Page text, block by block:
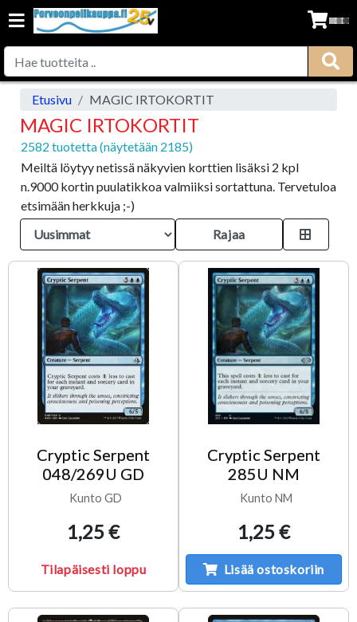
Etusivu MAGIC IRTOKORTIT
MAGIC IRTOKORTIT
2582 tuotetta (näytetään 2185)
Meiltä löytyy netissä näkyvien korttien lisäksi 2 kpl
n.9000 kortin puulatikkoa valmiiksi sortattuna. Tervetuloa
etsimään herkkuja ;-)
Rajaa
Cryptic Serpent
048/269U GD
Kunto GD
1,25 €
Tilapäisesti loppu
Cryptic Serpent
285U NM
Kunto NM
1,25 €
Lisää ostoskoriin